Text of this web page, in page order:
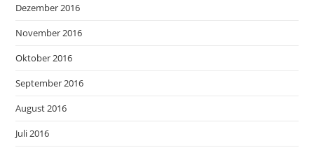
Dezember 2016
November 2016
Oktober 2016
September 2016
August 2016
Juli 2016